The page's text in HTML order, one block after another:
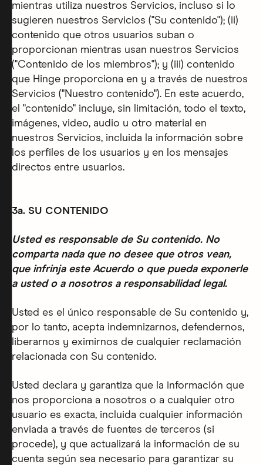
mientras utiliza nuestros Servicios, incluso si lo
sugieren nuestros Servicios ("Su contenido"); (ii)
contenido que otros usuarios suban o
proporcionan mientras usan nuestros Servicios
("Contenido de los miembros"); y (iii) contenido
que Hinge proporciona en y a través de nuestros
Servicios ("Nuestro contenido"). En este acuerdo,
el "contenido" incluye, sin limitación, todo el texto,
imágenes, video, audio u otro material en
nuestros Servicios, incluida la información sobre
los perfiles de los usuarios y en los mensajes
directos entre usuarios.
3a. SU CONTENIDO
Usted es responsable de Su contenido. No
comparta nada que no desee que otros vean,
que infrinja este Acuerdo o que pueda exponerle
a usted o a nosotros a responsabilidad legal.
Usted es el único responsable de Su contenido y,
por lo tanto, acepta indemnizarnos, defendernos,
liberarnos y eximirnos de cualquier reclamación
relacionada con Su contenido.
Usted declara y garantiza que la información que
nos proporciona a nosotros o a cualquier otro
usuario es exacta, incluida cualquier información
enviada a través de fuentes de terceros (si
procede), y que actualizará la información de su
cuenta según sea necesario para garantizar su